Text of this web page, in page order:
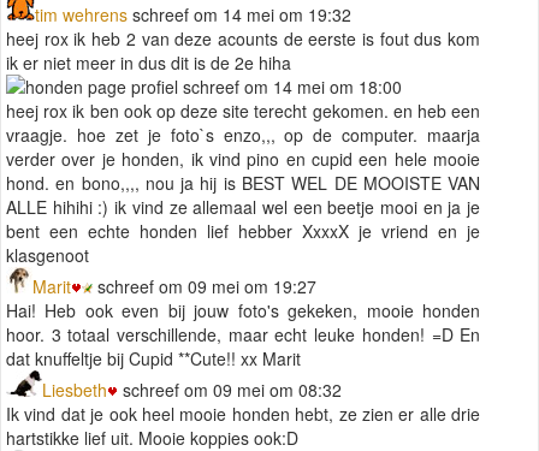
tim wehrens schreef om 14 mei om 19:32
heej rox ik heb 2 van deze acounts de eerste is fout dus kom
ik er niet meer in dus dit is de 2e hiha
schreef om 14 mei om 18:00
heej rox ik ben ook op deze site terecht gekomen. en heb een
vraagje. hoe zet je foto`s enzo,,, op de computer. maarja
verder over je honden, ik vind pino en cupid een hele mooie
hond. en bono,,,, nou ja hij is BEST WEL DE MOOISTE VAN
ALLE hihihi :) ik vind ze allemaal wel een beetje mooi en ja je
bent een echte honden lief hebber XxxxX je vriend en je
klasgenoot
Marit
schreef om 09 mei om 19:27
Hai! Heb ook even bij jouw foto's gekeken, mooie honden
hoor. 3 totaal verschillende, maar echt leuke honden! =D En
dat knuffeltje bij Cupid **Cute!! xx Marit
Liesbeth
schreef om 09 mei om 08:32
Ik vind dat je ook heel mooie honden hebt, ze zien er alle drie
hartstikke lief uit. Mooie koppies ook:D